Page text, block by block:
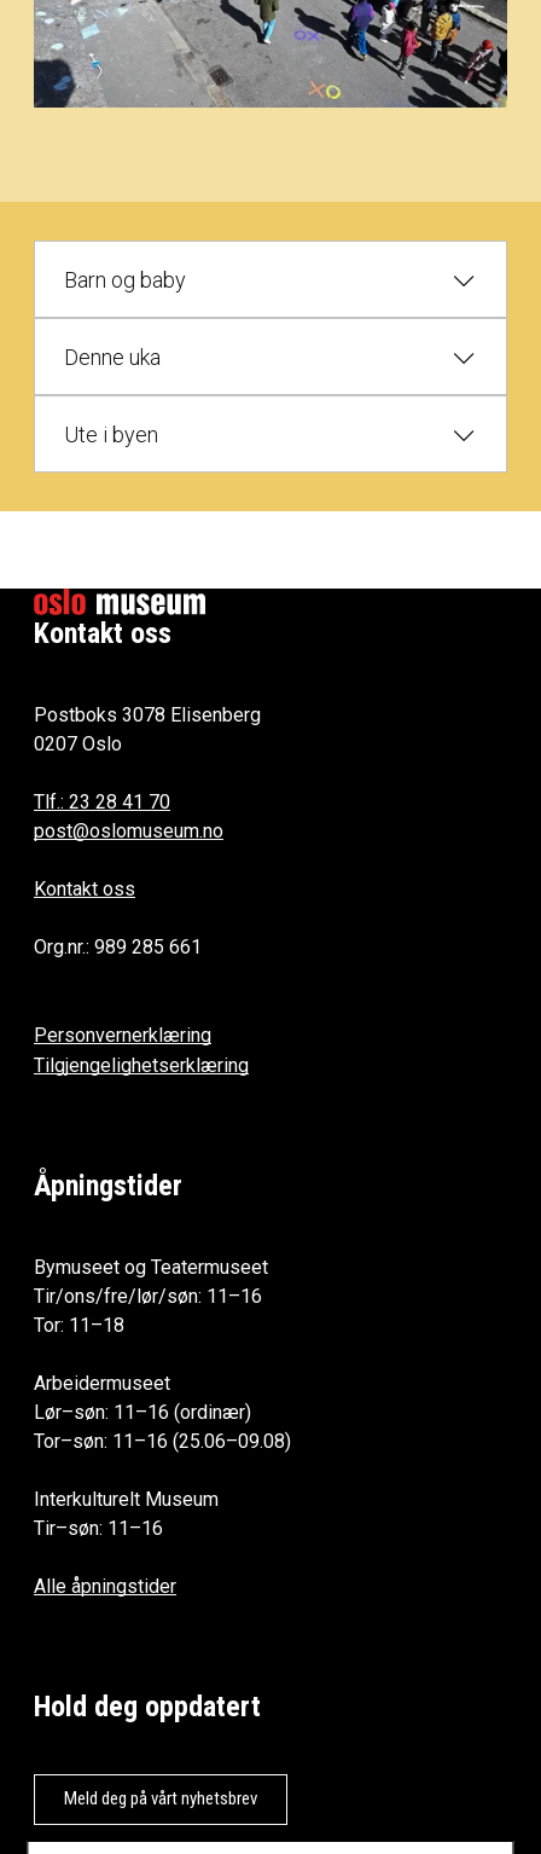
Barn og baby
Denne uka
Ute i byen
Kontakt oss
Postboks 3078 Elisenberg
0207 Oslo
Tlf.: 23 28 41 70
post@oslomuseum.no
Kontakt oss
Org.nr.: 989 285 661
Personvernerklæring
Tilgjengelighetserklæring
Åpningstider
Bymuseet og Teatermuseet
Tir/ons/fre/lør/søn: 11–16
Tor: 11–18
Arbeidermuseet
Lør–søn: 11–16 (ordinær)
Tor–søn: 11–16 (25.06–09.08)
Interkulturelt Museum
Tir–søn: 11–16
Alle åpningstider
Hold deg oppdatert
Meld deg på vårt nyhetsbrev